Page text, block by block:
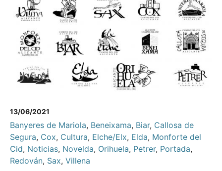
13/06/2021
Banyeres de Mariola, Beneixama, Biar, Callosa de
Segura, Cox, Cultura, Elche/Elx, Elda, Monforte del
Cid, Noticias, Novelda, Orihuela, Petrer, Portada,
Redován, Sax, Villena